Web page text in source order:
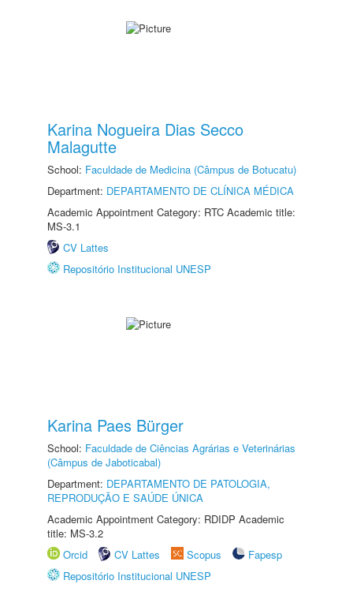
Karina Nogueira Dias Secco
Malagutte
School: Faculdade de Medicina (Câmpus de Botucatu)
Department: DEPARTAMENTO DE CLÍNICA MÉDICA
Academic Appointment Category: RTC Academic title:
MS-3.1
CV Lattes
Repositório Institucional UNESP
Karina Paes Bürger
School: Faculdade de Ciências Agrárias e Veterinárias
(Câmpus de Jaboticabal)
Department: DEPARTAMENTO DE PATOLOGIA,
REPRODUÇÃO E SAÚDE ÚNICA
Academic Appointment Category: RDIDP Academic
title: MS-3.2
Orcid
CV Lattes Scopus
Fapesp
Repositório Institucional UNESP